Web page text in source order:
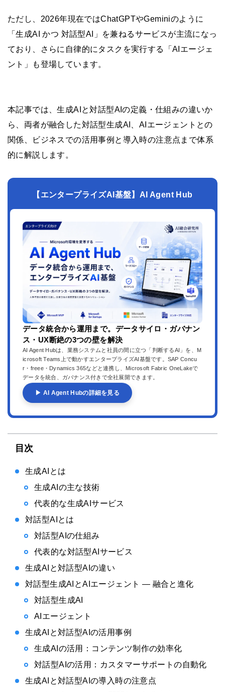
ただし、2026年現在ではChatGPTやGeminiのように
「生成AI かつ 対話型AI」を兼ねるサービスが主流になっ
ており、さらに自律的にタスクを実行する「AIエージェ
ント」も登場しています。
本記事では、生成AIと対話型AIの定義・仕組みの違いか
ら、両者が融合した対話型生成AI、AIエージェントとの
関係、ビジネスでの活用事例と導入時の注意点まで体系
的に解説します。
【エンタープライズAI基盤】AI Agent Hub
データ統合から運用まで。データサイロ・ガバナン
ス・UX断絶の3つの壁を解決
AI Agent Hubは、業務システムと社員の間に立つ「判断するAI」を、M
icrosoft Teams上で動かすエンタープライズAI基盤です。SAP Concu
r・freee・Dynamics 365などと連携し、Microsoft Fabric OneLakeで
データを統合、ガバナンス付きで全社展開できます。
▶ AI Agent Hubの詳細を見る
目次
生成AIとは
生成AIの主な技術
代表的な生成AIサービス
対話型AIとは
対話型AIの仕組み
代表的な対話型AIサービス
生成AIと対話型AIの違い
対話型生成AIとAIエージェント — 融合と進化
対話型生成AI
AIエージェント
生成AIと対話型AIの活用事例
生成AIの活用：コンテンツ制作の効率化
対話型AIの活用：カスタマーサポートの自動化
生成AIと対話型AIの導入時の注意点